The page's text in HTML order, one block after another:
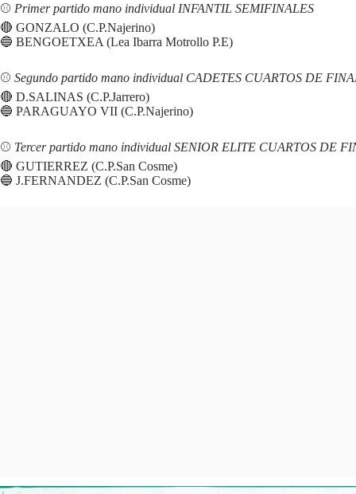
⚾️ Primer partido mano individual INFANTIL SEMIFINALES
🔴 GONZALO (C.P.Najerino)
🔵 BENGOETXEA (Lea Ibarra Motrollo P.E)
⚾️ Segundo partido mano individual CADETES CUARTOS DE
🔴 D.SALINAS (C.P.Jarrero)
🔵 PARAGUAYO VII (C.P.Najerino)
⚾️ Tercer partido mano individual SENIOR ELITE CUARTOS DE
🔴 GUTIERREZ (C.P.San Cosme)
🔵 J.FERNANDEZ (C.P.San Cosme)